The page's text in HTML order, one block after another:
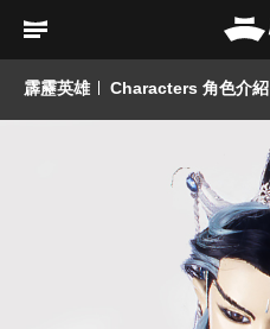
霹靂英雄 Characters 角色介紹